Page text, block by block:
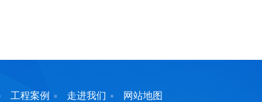
工程案例 走进我们 网站地图